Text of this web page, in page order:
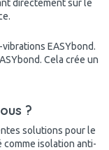
directement sur le
EASYbond.
Cela crée un
?
solutions pour le
comme isolation anti-